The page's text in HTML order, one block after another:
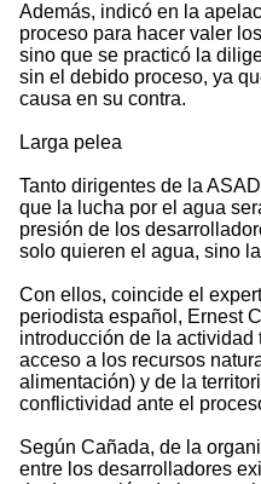
Además, indicó en la
proceso para hacer valer
sino que se practicó la
sin el debido proceso, ya
causa en su contra.
Larga pelea
Tanto dirigentes de la
que la lucha por el agua
presión de los
solo quieren el agua, sino
Con ellos, coincide el
periodista español, Ernest
introducción de la actividad
acceso a los recursos
alimentación) y de la
conflictividad ante el
Según Cañada, de la
entre los desarrolladores